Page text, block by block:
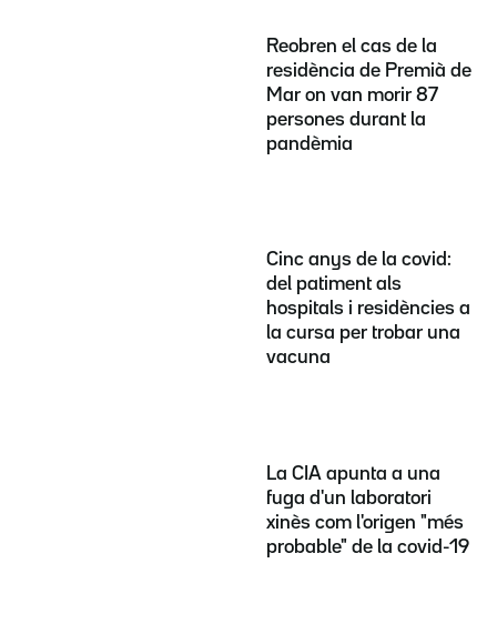
Reobren el cas de la
residència de Premià de
Mar on van morir 87
persones durant la
pandèmia
Cinc anys de la covid:
del patiment als
hospitals i residències a
la cursa per trobar una
vacuna
La CIA apunta a una
fuga d'un laboratori
xinès com l'origen "més
probable" de la covid-19